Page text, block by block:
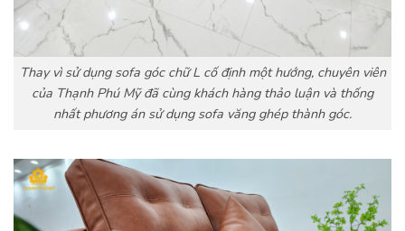
Thay vì sử dụng sofa góc chữ L cố định một hướng, chuyên viên
của Thạnh Phú Mỹ đã cùng khách hàng thảo luận và thống
nhất phương án sử dụng sofa văng ghép thành góc.